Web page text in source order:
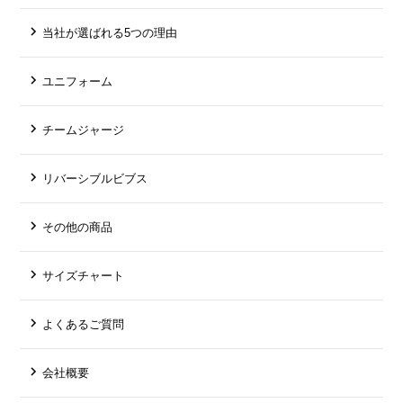
当社が選ばれる5つの理由
ユニフォーム
チームジャージ
リバーシブルビブス
その他の商品
サイズチャート
よくあるご質問
会社概要